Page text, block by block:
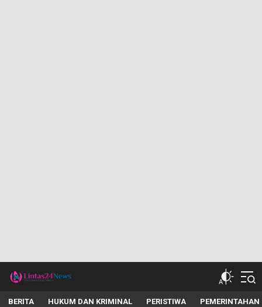
lintas24news.com
Menyingkap Setiap Realita
BERITA HUKUM DAN KRIMINAL PERISTIWA PEMERINTAHAN